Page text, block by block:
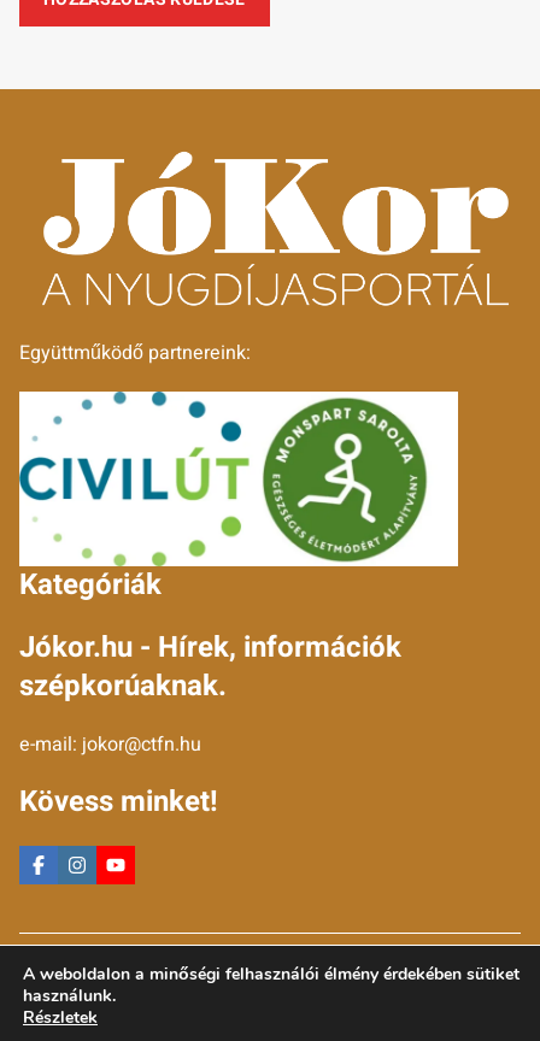
Együttműködő partnereink:
Kategóriák
Jókor.hu - Hírek, információk
szépkorúaknak.
e-mail: jokor@ctfn.hu
Kövess minket!
Copyright © 2024 jokor.hu. Minden jog fenntartva.
A weboldalon a minőségi felhasználói élmény érdekében sütiket
használunk.
Részletek